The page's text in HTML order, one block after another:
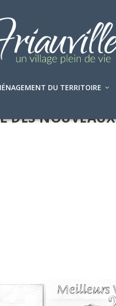
DU TERRITOIRE
DES NOUVEAUX